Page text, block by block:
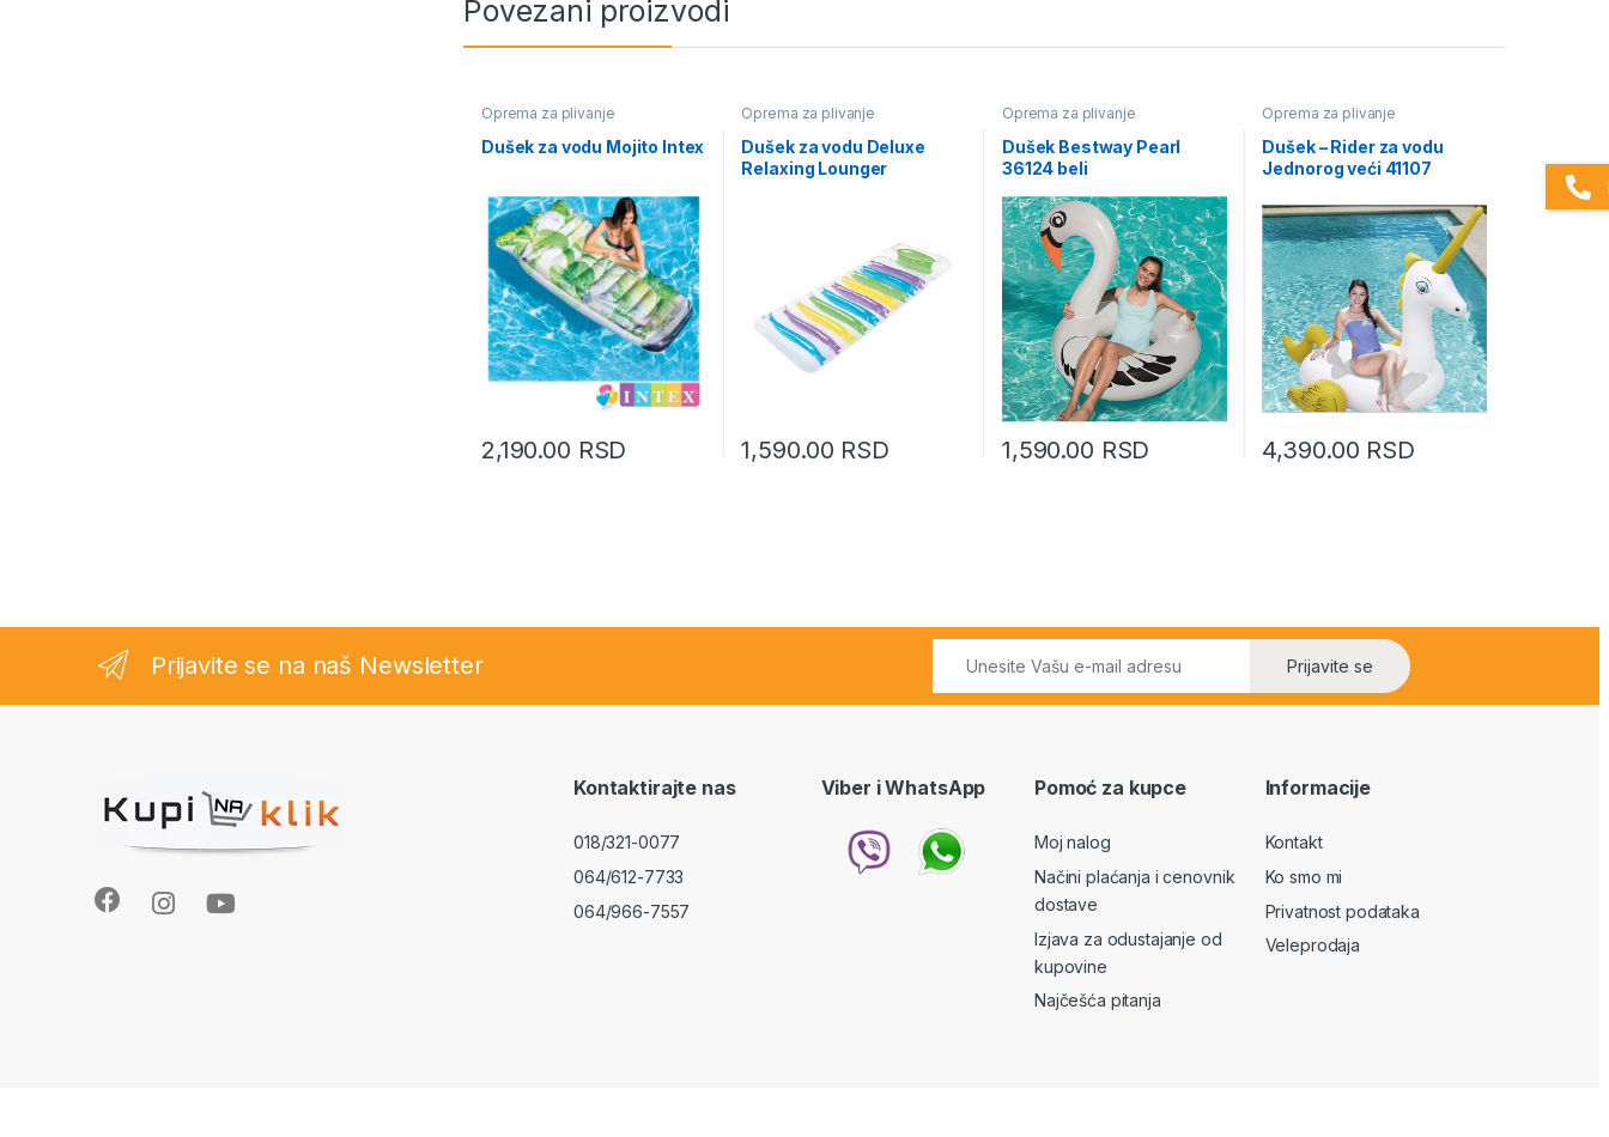
Povezani proizvodi
Oprema za plivanje
Dušek za vodu Mojito Intex
2,190.00 RSD
Oprema za plivanje
Dušek za vodu Deluxe
Relaxing Lounger
1,590.00 RSD
Oprema za plivanje
Dušek Bestway Pearl
36124 beli
1,590.00 RSD
Oprema za plivanje
Dušek – Rider za vodu
Jednorog veći 41107
4,390.00 RSD
Prijavite se na naš Newsletter Prijavite se
Kontaktirajte nas
018/321-0077
064/612-7733
064/966-7557
Viber i WhatsApp Pomoć za kupce
Moj nalog
Načini plaćanja i cenovnik
dostave
Izjava za odustajanje od
kupovine
Najčešća pitanja
Informacije
Kontakt
Ko smo mi
Privatnost podataka
Veleprodaja